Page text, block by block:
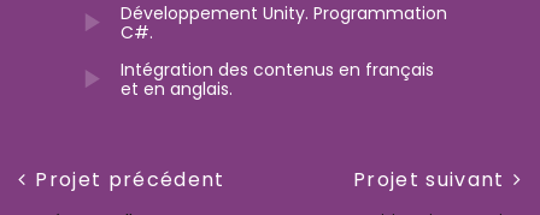
Développement Unity. Programmation
C#.
Intégration des contenus en français
et en anglais.
Navigation
Previous
Projet précédent Projet suivant